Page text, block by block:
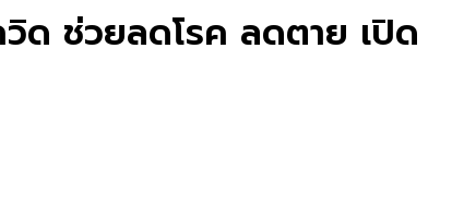
ด ช่วยลดโรค ลดตาย เปิด